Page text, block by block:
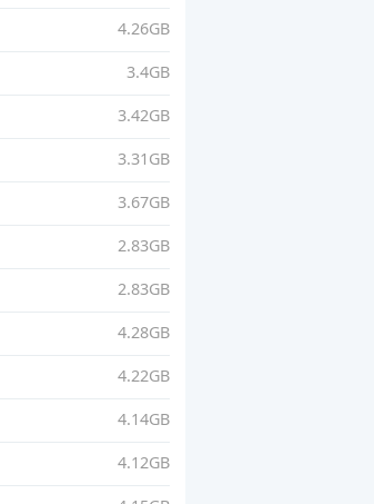
4.26GB
3.4GB
3.42GB
3.31GB
3.67GB
2.83GB
2.83GB
4.28GB
4.22GB
4.14GB
4.12GB